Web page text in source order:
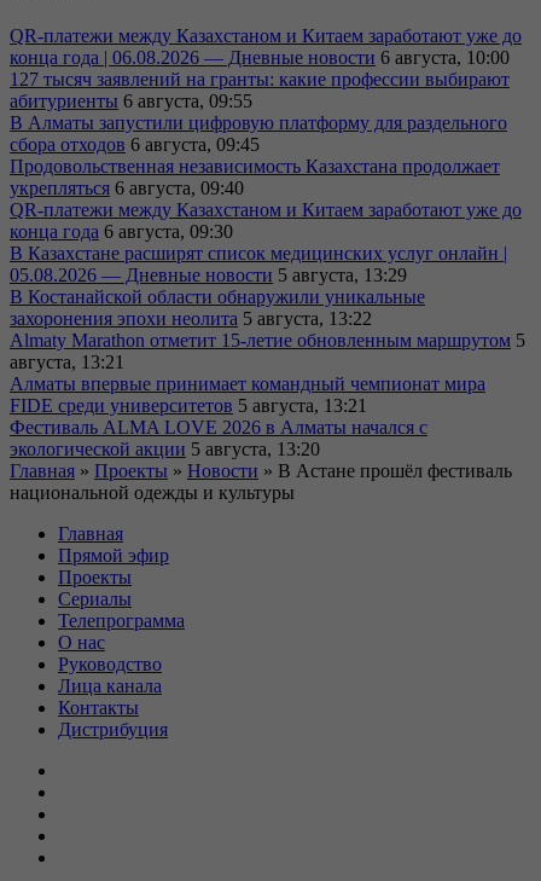
QR-платежи между Казахстаном и Китаем заработают уже до
конца года | 06.08.2026 — Дневные новости 6 августа, 10:00
127 тысяч заявлений на гранты: какие профессии выбирают
абитуриенты 6 августа, 09:55
В Алматы запустили цифровую платформу для раздельного
сбора отходов 6 августа, 09:45
Продовольственная независимость Казахстана продолжает
укрепляться 6 августа, 09:40
QR-платежи между Казахстаном и Китаем заработают уже до
конца года 6 августа, 09:30
В Казахстане расширят список медицинских услуг онлайн |
05.08.2026 — Дневные новости 5 августа, 13:29
В Костанайской области обнаружили уникальные
захоронения эпохи неолита 5 августа, 13:22
Almaty Marathon отметит 15-летие обновленным маршрутом 5
августа, 13:21
Алматы впервые принимает командный чемпионат мира
FIDE среди университетов 5 августа, 13:21
Фестиваль ALMA LOVE 2026 в Алматы начался с
экологической акции 5 августа, 13:20
Главная » Проекты » Новости » В Астане прошёл фестиваль
национальной одежды и культуры
Главная
Прямой эфир
Проекты
Сериалы
Телепрограмма
О нас
Руководство
Лица канала
Контакты
Дистрибуция